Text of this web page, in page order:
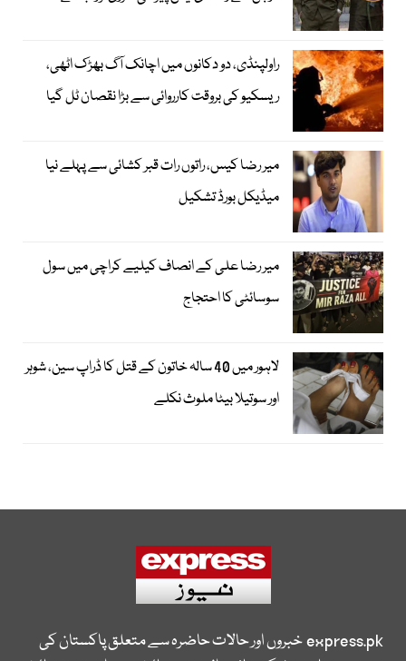
راولپنڈی، دو دکانوں میں اچانک آگ بھڑک اٹھی،
ریسکیو کی بروقت کارروائی سے بڑا نقصان ٹل گیا
میر رضا کیس، راتوں رات قبر کشائی سے پہلے نیا
میڈیکل بورڈ تشکیل
میر رضا علی کے انصاف کیلیے کراچی میں سول
سوسائٹی کا احتجاج
لاہور میں 40 سالہ خاتون کے قتل کا ڈراپ سین، شوہر
اور سوتیلا بیٹا ملوث نکلے
express.pkخبروں اور حالات حاضرہ سے متعلق پاکستان کی